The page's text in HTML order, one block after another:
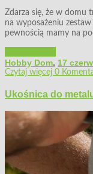
Zdarza się, że w domu
na wyposażeniu
pewnością mamy na
Hobby Dom, 17
Czytaj więcej 0
Ukośnica do